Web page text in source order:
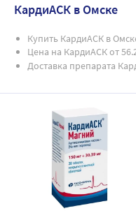
КардиАСК в Омске
Купить КардиАСК в
Цена на КардиАСК от
Доставка препарата